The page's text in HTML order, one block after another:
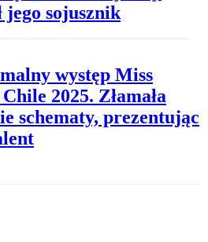
jego sojusznik
występ Miss
2025. Złamała
schematy, prezentując